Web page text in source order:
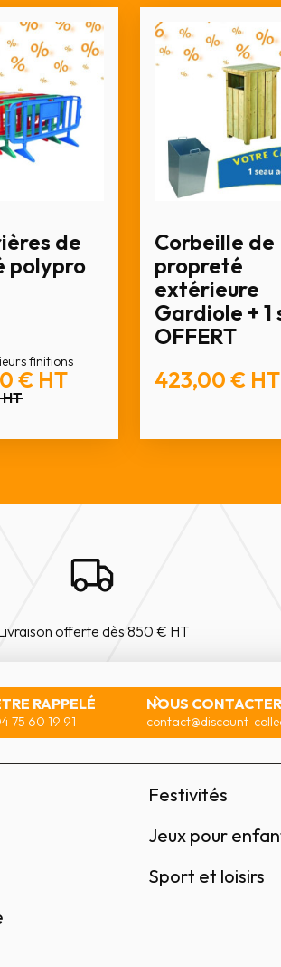
de
polypro
finitions
€ HT
HT
Corbeille de
propreté
extérieure
Gardiole + 1
OFFERT
423,00 € HT
offerte dès 850 € HT
RAPPELÉ
75 60 19 91
NOUS CONTACTER
contact@discount-
Festivités
Jeux pour
Sport et loisirs